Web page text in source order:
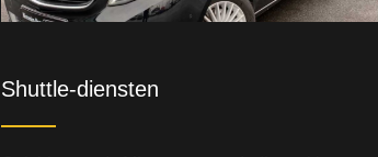
Shuttle-diensten